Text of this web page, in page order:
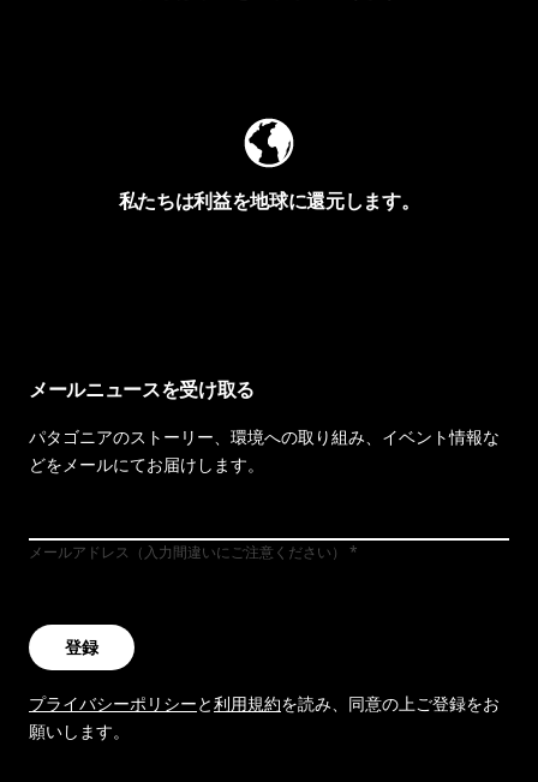
私たちは利益を地球に還元します。
メールニュースを受け取る
パタゴニアのストーリー、環境への取り組み、イベント情報な
どをメールにてお届けします。
メールアドレス（入力間違いにご注意ください）
登録
プライバシーポリシーと利用規約を読み、同意の上ご登録をお
願いします。